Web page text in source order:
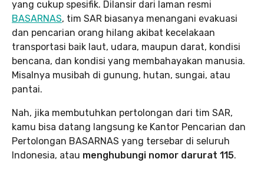
yang cukup spesifik. Dilansir dari laman resmi
BASARNAS, tim SAR biasanya menangani evakuasi
dan pencarian orang hilang akibat kecelakaan
transportasi baik laut, udara, maupun darat, kondisi
bencana, dan kondisi yang membahayakan manusia.
Misalnya musibah di gunung, hutan, sungai, atau
pantai.
Nah, jika membutuhkan pertolongan dari tim SAR,
kamu bisa datang langsung ke Kantor Pencarian dan
Pertolongan BASARNAS yang tersebar di seluruh
Indonesia, atau menghubungi nomor darurat 115.